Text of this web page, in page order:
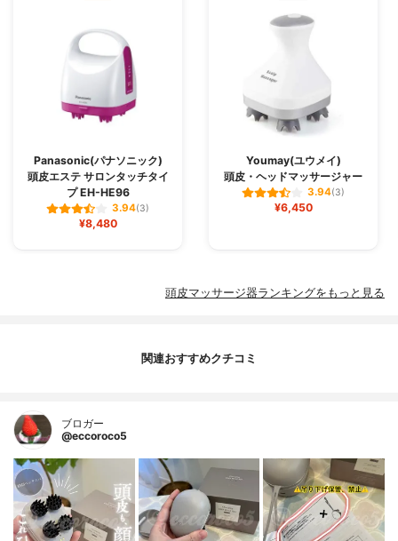
Panasonic(パナソニック)
頭皮エステ サロンタッチタイ
プ EH-HE96
3.94(3)
¥8,480
Youmay(ユウメイ)
頭皮・ヘッドマッサージャー
3.94(3)
¥6,450
頭皮マッサージ器ランキングをもっと見る
関連おすすめクチコミ
ブロガー
@eccoroco5